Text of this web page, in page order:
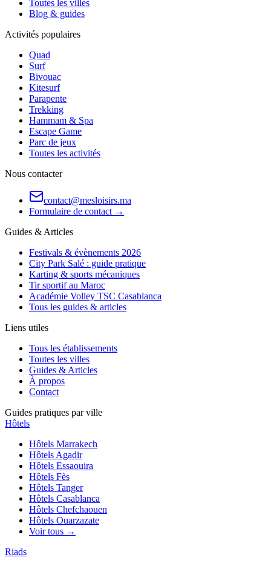
Toutes les villes
Blog & guides
Activités populaires
Quad
Surf
Bivouac
Kitesurf
Parapente
Trekking
Hammam & Spa
Escape Game
Parc de jeux
Toutes les activités
Nous contacter
contact@mesloisirs.ma
Formulaire de contact →
Guides & Articles
Festivals & évènements 2026
City Park Salé : guide pratique
Karting & sports mécaniques
Tir sportif au Maroc
Académie Volley TSC Casablanca
Tous les guides & articles
Liens utiles
Tous les établissements
Toutes les villes
Guides & Articles
À propos
Contact
Guides pratiques par ville
Hôtels
Hôtels Marrakech
Hôtels Agadir
Hôtels Essaouira
Hôtels Fès
Hôtels Tanger
Hôtels Casablanca
Hôtels Chefchaouen
Hôtels Ouarzazate
Voir tous →
Riads